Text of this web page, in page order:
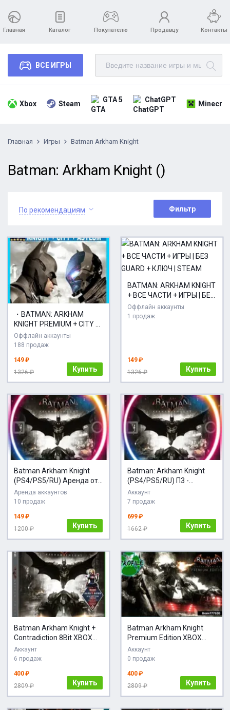
Главная Каталог Покупателю Продавцу Контакты
ВСЕ ИГРЫ
Xbox Steam GTA 5 ChatGPT
Главная Игры Batman Arkham Knight
Batman: Arkham Knight ()
По рекомендациям Фильтр
・BATMAN: ARKHAM
KNIGHT PREMIUM + CITY +
ASYLUM・STEAM・
Оффлайн аккаунты
188 продаж
149 ₽
1326 ₽
Купить
BATMAN: ARKHAM KNIGHT
+ ВСЕ ЧАСТИ + ИГРЫ | БЕЗ
GUARD + КЛЮЧ | STEAM
Оффлайн аккаунты
1 продаж
149 ₽
1326 ₽
Купить
Batman Arkham Knight
(PS4/PS5/RU) Аренда от
7 дней
Аренда аккаунтов
10 продаж
149 ₽
1200 ₽
Купить
Batman: Arkham Knight
(PS4/PS5/RU) П3 -
Активация
Аккаунт
7 продаж
699 ₽
1662 ₽
Купить
Batman Arkham Knight +
Contradiction 8Bit XBOX
ONE
Аккаунт
6 продаж
400 ₽
2809 ₽
Купить
Batman Arkham Knight
Premium Edition XBOX
ONE/Series
Аккаунт
0 продаж
400 ₽
2809 ₽
Купить